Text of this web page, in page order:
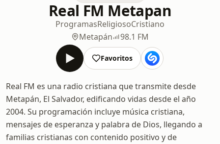
Real FM Metapan
ProgramasReligiosoCristiano
Metapán
98.1 FM
Favoritos
Real FM es una radio cristiana que transmite desde
Metapán, El Salvador, edificando vidas desde el año
2004. Su programación incluye música cristiana,
mensajes de esperanza y palabra de Dios, llegando a
familias cristianas con contenido positivo y de